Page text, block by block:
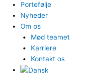
Portefølje
Nyheder
Om os
Mød teamet
Karriere
Kontakt os